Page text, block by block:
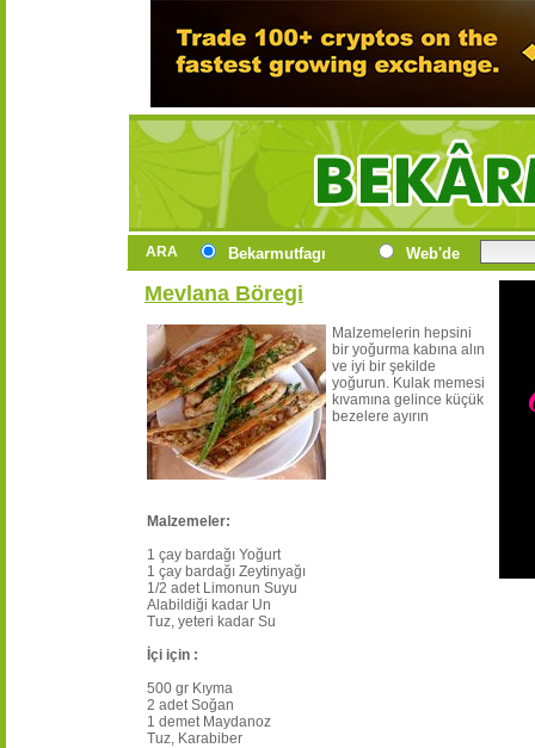
ARA Bekarmutfagı Web'de
Mevlana Böregi
Malzemelerin hepsini
bir yoğurma kabına alın
ve iyi bir şekilde
yoğurun. Kulak memesi
kıvamına gelince küçük
bezelere ayırın
Malzemeler:
1 çay bardağı Yoğurt
1 çay bardağı Zeytinyağı
1/2 adet Limonun Suyu
Alabildiği kadar Un
Tuz, yeteri kadar Su
İçi için :
500 gr Kıyma
2 adet Soğan
1 demet Maydanoz
Tuz, Karabiber